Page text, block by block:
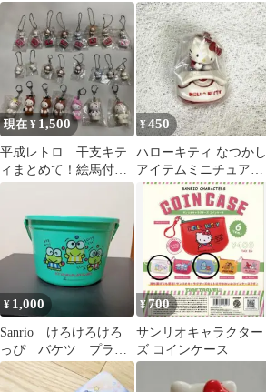
ル 未使用 平成レトロ
ぷくぷく
テッカー 50枚
現在 ¥ 1,500
平成レトロ 干支キテ
ィまとめて！絵馬付
き おみくじ入り キ
¥450
ハローキティ なつかし
アイテムミニチュアコ
レクション 2 でんわ
¥ 1,000
Sanrio けろけろけろ
っぴ バケツ プラス
チック レトロ
¥700
サンリオキャラクター
ズ コインケース